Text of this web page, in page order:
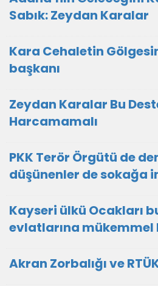
Sabık: Zeydan Karalar
Kara Cehaletin
başkanı
Zeydan Karalar Bu
Harcamamalı
PKK Terör Örgütü de
düşünenler de sokağa
Kayseri ülkü Ocakları
evlatlarına
Akran Zorbalığı ve